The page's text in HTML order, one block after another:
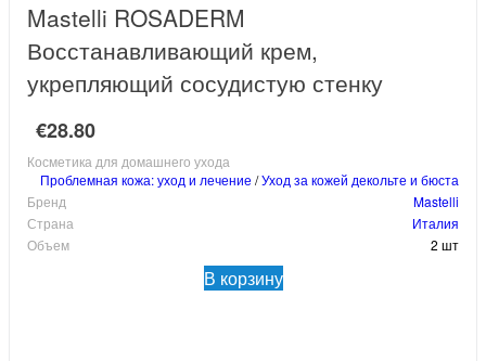
Mastelli ROSADERM
Восстанавливающий крем,
укрепляющий сосудистую стенку
€28.80
Косметика для домашнего ухода
Проблемная кожа: уход и лечение /Уход за кожей декольте и бюста
Бренд
Mastelli
Страна
Италия
Объем
2 шт
В корзину